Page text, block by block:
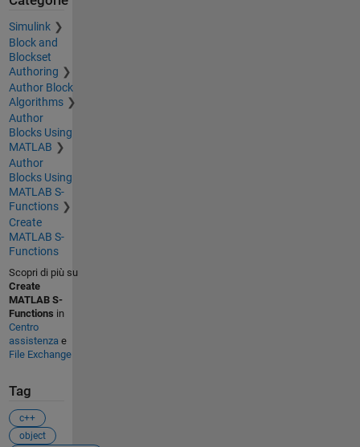
Simulink
Block and
Blockset
Authoring
Author Block
Algorithms
Author
Blocks Using
MATLAB
Author
Blocks Using
MATLAB S-
Functions
Create
MATLAB S-
Functions
Scopri di più su
Create
MATLAB S-
Functions in
Centro
assistenza e
File Exchange
Tag
c++
object